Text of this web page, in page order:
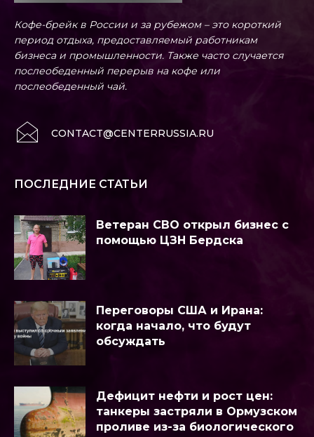
Кофе-брейк в России и за рубежом – это короткий
период отдыха, предоставляемый работникам
бизнеса и промышленности. Также часто случается
послеобеденный перерыв на кофе или
послеобеденный чай.
CONTACT@CENTERRUSSIA.RU
ПОСЛЕДНИЕ СТАТЬИ
Ветеран СВО открыл бизнес с
помощью ЦЗН Бердска
Переговоры США и Ирана:
когда начало, что будут
обсуждать
Дефицит нефти и рост цен:
танкеры застряли в Ормузском
проливе из-за биологического